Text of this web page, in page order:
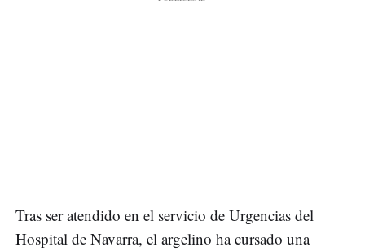
Tras ser atendido en el servicio de Urgencias del
Hospital de Navarra, el argelino ha cursado una